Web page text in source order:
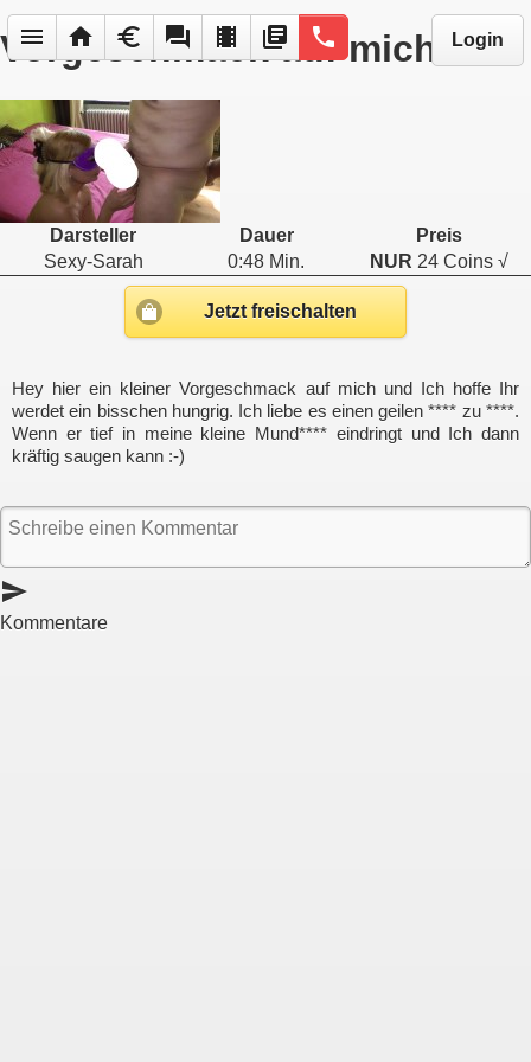
menu home euro forum local_movies library_books phone Login
Vorgeschmack auf mich
Darsteller Dauer
Preis
Sexy-Sarah
0:48 Min. NUR 24 Coins √
Jetzt freischalten
Hey hier ein kleiner Vorgeschmack auf mich und Ich hoffe Ihr
werdet ein bisschen hungrig. Ich liebe es einen geilen **** zu ****.
Wenn er tief in meine kleine Mund**** eindringt und Ich dann
kräftig saugen kann :-)
send
Kommentare